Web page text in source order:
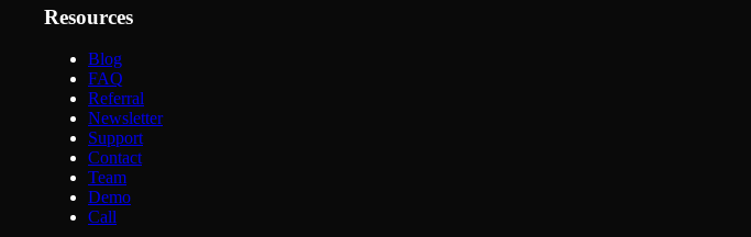
Resources
Blog
FAQ
Referral
Newsletter
Support
Contact
Team
Demo
Call